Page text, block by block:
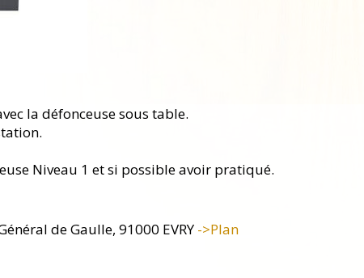
la défonceuse sous table.
Niveau 1 et si possible avoir pratiqué.
de Gaulle, 91000 EVRY ->Plan